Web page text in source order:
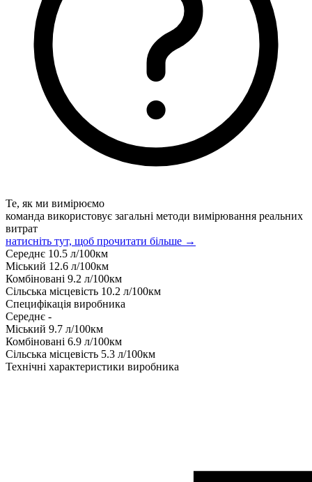
Те, як ми вимірюємо
команда використовує загальні методи вимірювання реальних
витрат
натисніть тут, щоб прочитати більше →
Середнє 10.5 л/100км
Міський 12.6 л/100км
Комбіновані 9.2 л/100км
Сільська місцевість 10.2 л/100км
Специфікація виробника
Середнє -
Міський 9.7 л/100км
Комбіновані 6.9 л/100км
Сільська місцевість 5.3 л/100км
Технічні характеристики виробника